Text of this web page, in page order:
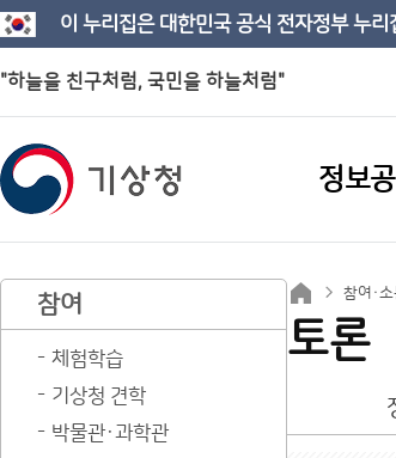
이 누리집은 대한민국 공식 전자정부 누리
"하늘을 친구처럼, 국민을 하늘처럼"
정보
참여
체험학습
기상청 견학
박물관·과학관
참여·
토론